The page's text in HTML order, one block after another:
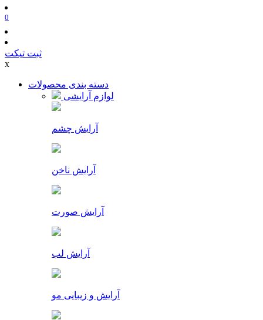
0
ثبت تیکت
x
دسته بندی محصولات
لوازم آرایشی
آرایش چشم
آرایش ناخن
آرایش صورت
آرایش لب
آرایش و زیبایی مو